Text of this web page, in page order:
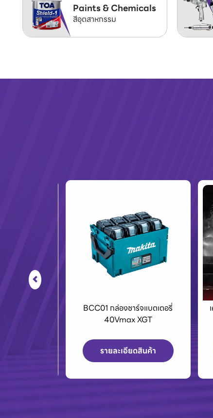
Paints & Chemicals
สีอุตสาหกรรม
เครื่องPOLO เครื่องฉีดน้ำแรงดัน
สูงและเครื่องดูดฝุ่น
รายละเอียดสินค้า